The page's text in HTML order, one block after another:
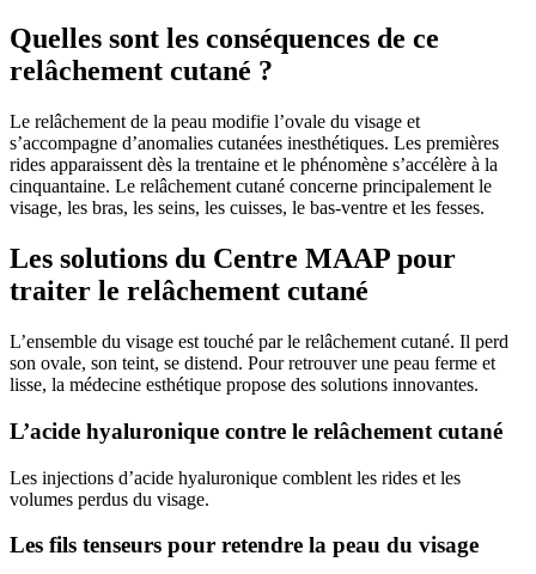
Quelles sont les conséquences de ce
relâchement cutané ?
Le relâchement de la peau modifie l’ovale du visage et
s’accompagne d’anomalies cutanées inesthétiques. Les premières
rides apparaissent dès la trentaine et le phénomène s’accélère à la
cinquantaine. Le relâchement cutané concerne principalement le
visage, les bras, les seins, les cuisses, le bas-ventre et les fesses.
Les solutions du Centre MAAP pour
traiter le relâchement cutané
L’ensemble du visage est touché par le relâchement cutané. Il perd
son ovale, son teint, se distend. Pour retrouver une peau ferme et
lisse, la médecine esthétique propose des solutions innovantes.
L’acide hyaluronique contre le relâchement cutané
Les injections d’acide hyaluronique comblent les rides et les
volumes perdus du visage.
Les fils tenseurs pour retendre la peau du visage